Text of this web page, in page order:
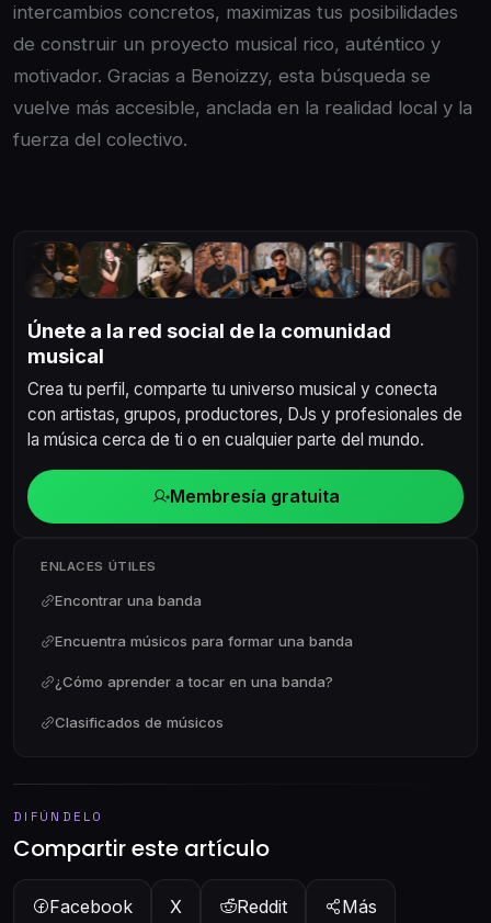
intercambios concretos, maximizas tus posibilidades
de construir un proyecto musical rico, auténtico y
motivador. Gracias a Benoizzy, esta búsqueda se
vuelve más accesible, anclada en la realidad local y la
fuerza del colectivo.
Únete a la red social de la comunidad
musical
Crea tu perfil, comparte tu universo musical y conecta
con artistas, grupos, productores, DJs y profesionales de
la música cerca de ti o en cualquier parte del mundo.
Membresía gratuita
ENLACES ÚTILES
Encontrar una banda
Encuentra músicos para formar una banda
¿Cómo aprender a tocar en una banda?
Clasificados de músicos
DIFÚNDELO
Compartir este artículo
Facebook X Reddit Más